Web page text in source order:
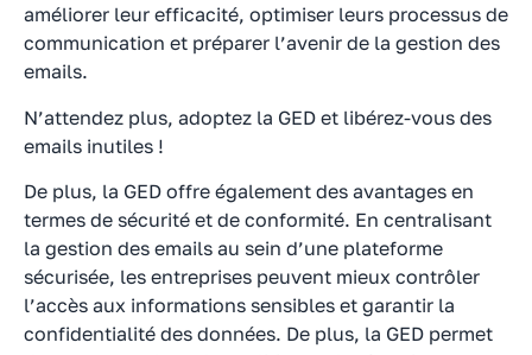
améliorer leur efficacité, optimiser leurs processus de
communication et préparer l’avenir de la gestion des
emails.
N’attendez plus, adoptez la GED et libérez-vous des
emails inutiles !
De plus, la GED offre également des avantages en
termes de sécurité et de conformité. En centralisant
la gestion des emails au sein d’une plateforme
sécurisée, les entreprises peuvent mieux contrôler
l’accès aux informations sensibles et garantir la
confidentialité des données. De plus, la GED permet